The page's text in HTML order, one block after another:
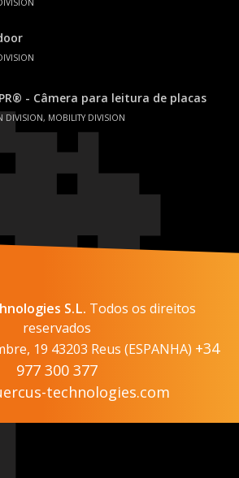
- Câmera para leitura de placas
DIVISION, MOBILITY DIVISION
S.L. Todos os direitos
reservados
19 43203 Reus (ESPANHA) +34
977 300 377
technologies.com